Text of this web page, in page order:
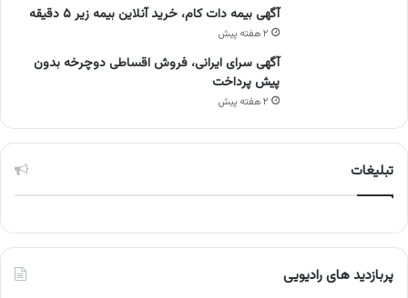
آگهی بیمه دات کام، خرید آنلاین بیمه زیر ۵ دقیقه
۲ هفته پیش
آگهی سرای ایرانی، فروش اقساطی دوچرخه بدون
پیش پرداخت
۲ هفته پیش
تبلیغات
پربازدید های رادیویی